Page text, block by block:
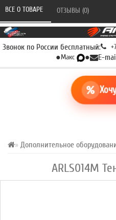
Звонок по России бесплатный:
●Макс ● E-
Дополнительное
ARLS014М
ВСЕ О ТОВАРЕ ОТЗЫВЫ (0)